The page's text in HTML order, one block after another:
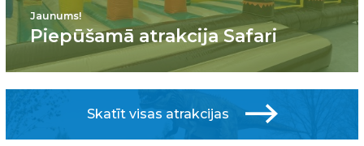
Jaunums!
Piepūšamā atrakcija Safari
Skatīt visas atrakcijas